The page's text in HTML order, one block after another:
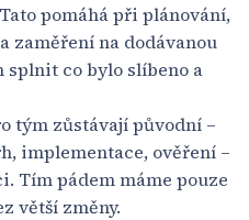
pomáhá při plánování,
zaměření na dodávanou
splnit co bylo slíbeno a
tým zůstávají původní –
implementace, ověření –
Tím pádem máme pouze
větší změny.